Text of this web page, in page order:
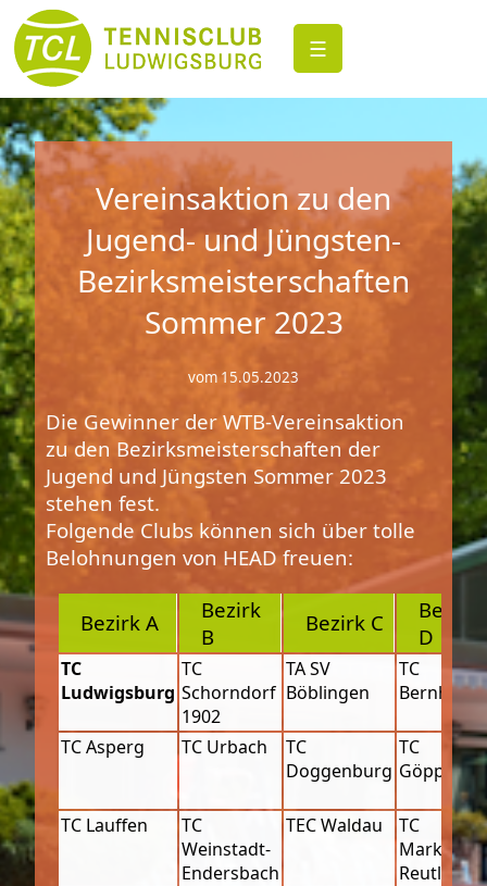
☰
Vereinsaktion zu den
Jugend- und Jüngsten-
Bezirksmeisterschaften
Sommer 2023
vom 15.05.2023
Die Gewinner der WTB-Vereinsaktion
zu den Bezirksmeisterschaften der
Jugend und Jüngsten Sommer 2023
stehen fest.
Folgende Clubs können sich über tolle
Belohnungen von HEAD freuen:
Bezirk A
Bezirk
B
Bezirk C
Bezirk
D
TC
Ludwigsburg
TC
Schorndorf
1902
TA SV
Böblingen
TC
TC Asperg TC Urbach
TC
Doggenburg
TC
TC Lauffen
TC
Weinstadt-
Endersbach
TEC Waldau
TC